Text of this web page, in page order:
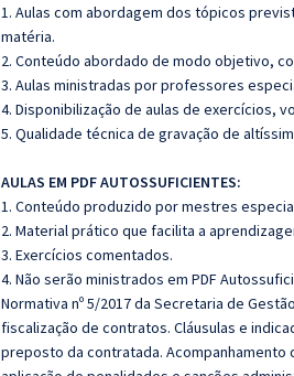
1. Aulas com abordagem dos tópicos
matéria.
2. Conteúdo abordado de modo objetivo,
3. Aulas ministradas por professores
4. Disponibilização de aulas de exercícios,
5. Qualidade técnica de gravação de
AULAS EM PDF AUTOSSUFICIENTES:
1. Conteúdo produzido por mestres
2. Material prático que facilita a
3. Exercícios comentados.
4. Não serão ministrados em PDF
Normativa nº 5/2017 da Secretaria de
fiscalização de contratos. Cláusulas e
preposto da contratada. Acompanhamento